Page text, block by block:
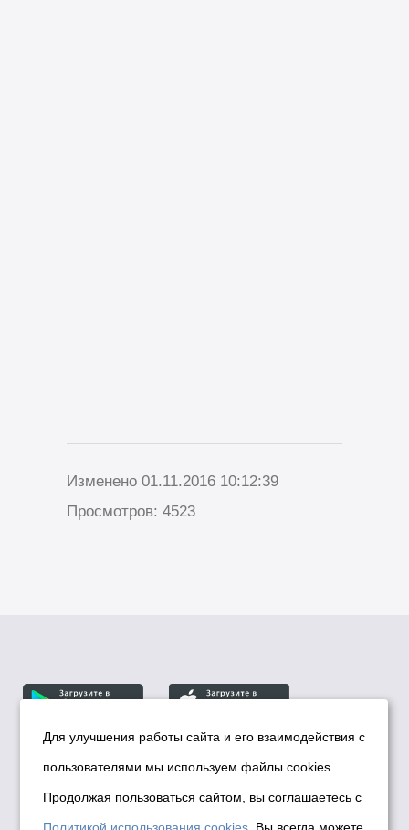
Изменено 01.11.2016 10:12:39
Просмотров: 4523
© Департамент информационной политики мэрии
города Новосибирска, 2026
Политика использования Cookies
Для улучшения работы сайта и его взаимодействия с
пользователями мы используем файлы cookies.
Продолжая пользоваться сайтом, вы соглашаетесь с